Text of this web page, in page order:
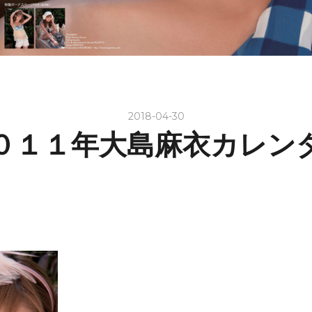
2018-04-30
１１年大島麻衣カレン